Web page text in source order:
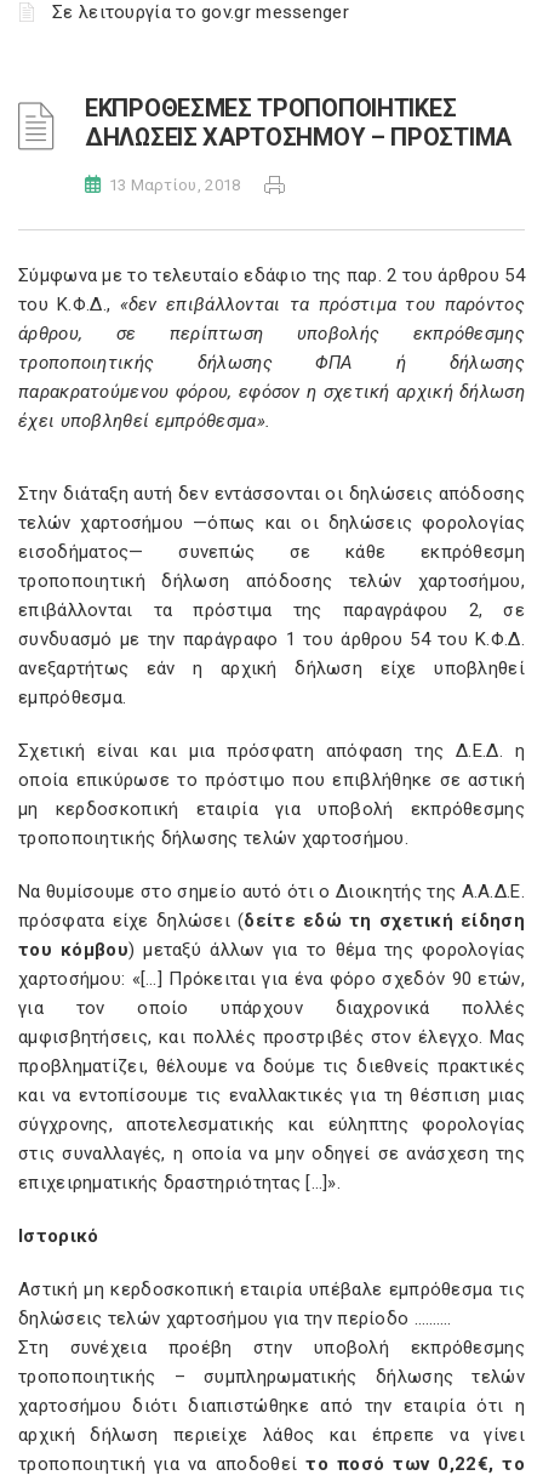
Σε λειτουργία το gov.gr messenger
ΕΚΠΡΟΘΕΣΜΕΣ ΤΡΟΠΟΠΟΙΗΤΙΚΕΣ
ΔΗΛΩΣΕΙΣ ΧΑΡΤΟΣΗΜΟΥ – ΠΡΟΣΤΙΜΑ
13 Μαρτίου, 2018
Σύμφωνα με το τελευταίο εδάφιο της παρ. 2 του άρθρου 54
του Κ.Φ.Δ., «δεν επιβάλλονται τα πρόστιμα του παρόντος
άρθρου, σε περίπτωση υποβολής εκπρόθεσμης
τροποποιητικής δήλωσης ΦΠΑ ή δήλωσης
παρακρατούμενου φόρου, εφόσον η σχετική αρχική δήλωση
έχει υποβληθεί εμπρόθεσμα».
Στην διάταξη αυτή δεν εντάσσονται οι δηλώσεις απόδοσης
τελών χαρτοσήμου —όπως και οι δηλώσεις φορολογίας
εισοδήματος— συνεπώς σε κάθε εκπρόθεσμη
τροποποιητική δήλωση απόδοσης τελών χαρτοσήμου,
επιβάλλονται τα πρόστιμα της παραγράφου 2, σε
συνδυασμό με την παράγραφο 1 του άρθρου 54 του Κ.Φ.Δ.
ανεξαρτήτως εάν η αρχική δήλωση είχε υποβληθεί
εμπρόθεσμα.
Σχετική είναι και μια πρόσφατη απόφαση της Δ.Ε.Δ. η
οποία επικύρωσε το πρόστιμο που επιβλήθηκε σε αστική
μη κερδοσκοπική εταιρία για υποβολή εκπρόθεσμης
τροποποιητικής δήλωσης τελών χαρτοσήμου.
Να θυμίσουμε στο σημείο αυτό ότι ο Διοικητής της Α.Α.Δ.Ε.
πρόσφατα είχε δηλώσει (δείτε εδώ τη σχετική είδηση
του κόμβου) μεταξύ άλλων για το θέμα της φορολογίας
χαρτοσήμου: «[…] Πρόκειται για ένα φόρο σχεδόν 90 ετών,
για τον οποίο υπάρχουν διαχρονικά πολλές
αμφισβητήσεις, και πολλές προστριβές στον έλεγχο. Μας
προβληματίζει, θέλουμε να δούμε τις διεθνείς πρακτικές
και να εντοπίσουμε τις εναλλακτικές για τη θέσπιση μιας
σύγχρονης, αποτελεσματικής και εύληπτης φορολογίας
στις συναλλαγές, η οποία να μην οδηγεί σε ανάσχεση της
επιχειρηματικής δραστηριότητας […]».
Ιστορικό
Αστική μη κερδοσκοπική εταιρία υπέβαλε εμπρόθεσμα τις
δηλώσεις τελών χαρτοσήμου για την περίοδο ……….
Στη συνέχεια προέβη στην υποβολή εκπρόθεσμης
τροποποιητικής – συμπληρωματικής δήλωσης τελών
χαρτοσήμου διότι διαπιστώθηκε από την εταιρία ότι η
αρχική δήλωση περιείχε λάθος και έπρεπε να γίνει
τροποποιητική για να αποδοθείτο ποσό των 0,22€, το